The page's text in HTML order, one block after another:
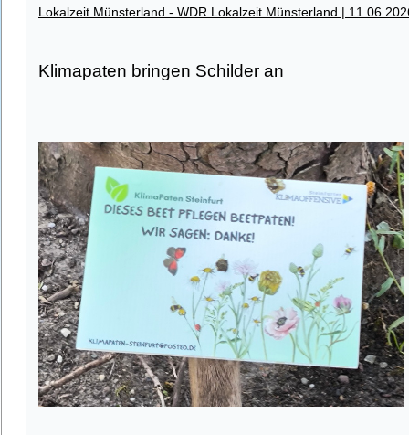
Lokalzeit Münsterland - WDR Lokalzeit Münsterland |
Klimapaten bringen Schilder an